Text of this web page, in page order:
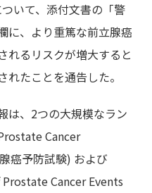
ついて、添付文書の「警
に、より重篤な前立腺癌
れるリスクが増大すると
たことを通告した。
は、2つの大規模なラン
Cancer
癌予防試験) および
Cancer Events